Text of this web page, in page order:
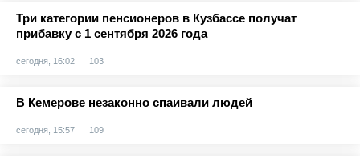
Три категории пенсионеров в Кузбассе получат
прибавку с 1 сентября 2026 года
сегодня, 16:02 103
В Кемерове незаконно спаивали людей
сегодня, 15:57 109